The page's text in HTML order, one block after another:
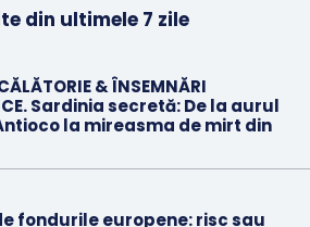
din ultimele 7 zile
& ÎNSEMNĂRI
Sardinia secretă: De la aurul
la mireasma de mirt din
fondurile europene: risc sau